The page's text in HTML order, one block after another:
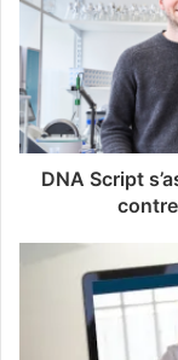
DNA Script